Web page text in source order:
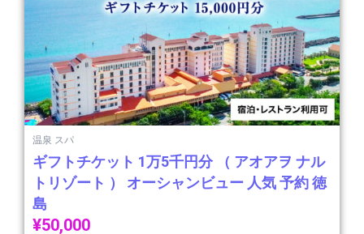
温泉 スパ
ギフトチケット 1万5千円分 （ アオアヲ ナル
トリゾート ） オーシャンビュー 人気 予約 徳
島
¥50,000